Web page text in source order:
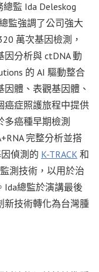
監 Ida Deleskog
監強調了公司強大
萬次基因檢測，
分析與 ctDNA 動
的 AI 驅動整合
體、表觀基因體、
癌症照護旅程中提供
癌種早期檢測
完整分析並搭
偵測的 K-TRACK 和
測技術，以用於治
Ida總監於演講最後
新技術轉化為台灣腫